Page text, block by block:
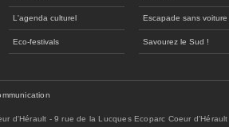
L'agenda culturel
Eco-festivals
Escapade sans voiture
Savourez le Sud !
d'Hérault - 9 rue de la Lucques Ecoparc Coeur